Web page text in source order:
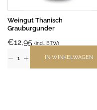
Weingut Thanisch
Grauburgunder
€12,95 (incl. BTW)
IN WINKELWAGEN